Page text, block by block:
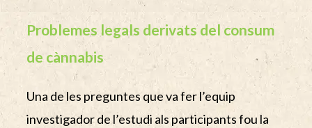
Problemes legals derivats del consum
de cànnabis
Una de les preguntes que va fer l’equip
investigador de l’estudi als participants fou la